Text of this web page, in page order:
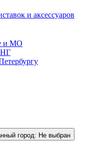
и аксессуаров
и МО
город: Не выбран